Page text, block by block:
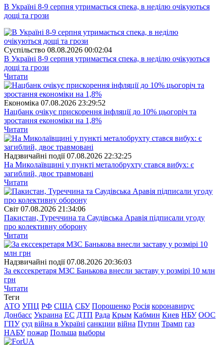
В Україні 8-9 серпня утримається спека, в неділю очікуються
дощі та грози
Суспiльство 08.08.2026 00:02:04
В Україні 8-9 серпня утримається спека, в неділю очікуються
дощі та грози
Читати
Економіка 07.08.2026 23:29:52
Нацбанк очікує прискорення інфляції до 10% цьогоріч та
зростання економіки на 1,8%
Читати
Надзвичайні події 07.08.2026 22:32:25
На Миколаївщині у пункті металобрухту стався вибух: є
загиблий, двоє травмовані
Читати
Свiт 07.08.2026 21:34:06
Пакистан, Туреччина та Саудівська Аравія підписали угоду
про колективну оборону
Читати
Надзвичайні події 07.08.2026 20:36:03
За екссекретаря МЗС Банькова внесли заставу у розмірі 10 млн
грн
Читати
Теги
АТО УПЦ РФ США СБУ Порошенко Росія коронавирус
Донбасс Украина ЕС ДТП Рада Крым Кабмин Киев НБУ ООС
ГПУ суд війна в Україні санкции війна Путин Трамп газ
НАБУ пожар Польша выборы